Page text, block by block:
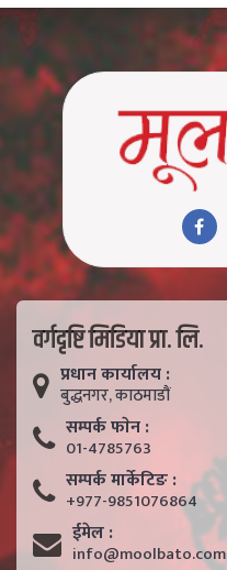
वर्गदृष्टि मिडिया प्रा. लि.
प्रधान कार्यालय :
बुद्धनगर, काठमाडाैं
सम्पर्क फाेन :
01-4785763
सम्पर्क मार्केटिङ :
+977-9851076864
ईमेल :
info@moolbato.com